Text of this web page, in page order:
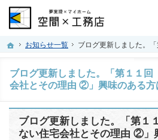
ホーム
お知らせ一覧 ブログ更新しました。「第１１回 選ぶべき
ブログ更新しました。「第１１
会社とその理由 ②」興味のある方
プロの目線からご提案。群馬県高崎市の注文住
空間×工務店｜群馬県高崎市の新築・注文住宅
ブログ更新しました。「第
ない住宅会社とその理由 ②」